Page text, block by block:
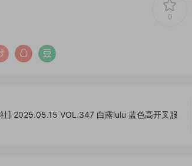
0
] 2025.05.15 VOL.347 白露lulu 蓝色高开叉服